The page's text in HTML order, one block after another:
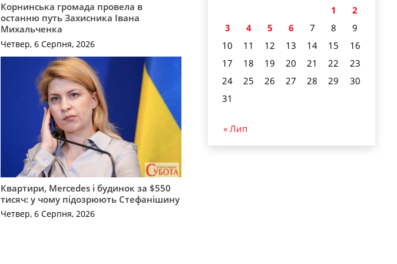
Корнинська громада провела в
останню путь Захисника Івана
Михальченка
Четвер, 6 Серпня, 2026
Квартири, Mercedes і будинок за $550
тисяч: у чому підозрюють Стефанішину
Четвер, 6 Серпня, 2026
1
2
3
4 5 6 7 8
9
10
11 12 13 14 15
16
17
18 19 20 21 22
23
24
25 26 27 28 29
30
31
« Лип